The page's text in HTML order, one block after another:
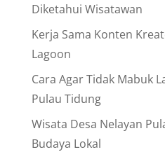
Diketahui Wisatawan
Kerja Sama Konten
Lagoon
Cara Agar Tidak Mabuk
Pulau Tidung
Wisata Desa Nelayan
Budaya Lokal